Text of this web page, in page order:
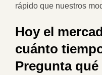
rápido que nuestros
Hoy el
cuánto
Pregunta